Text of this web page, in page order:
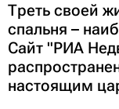
Треть своей
спальня –
Сайт "РИА
настоящим